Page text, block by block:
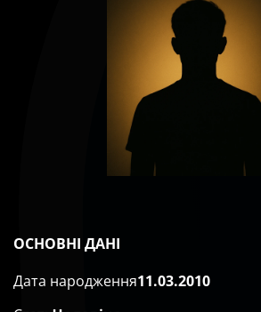
ОСНОВНІ ДАНІ
Дата народження11.03.2010